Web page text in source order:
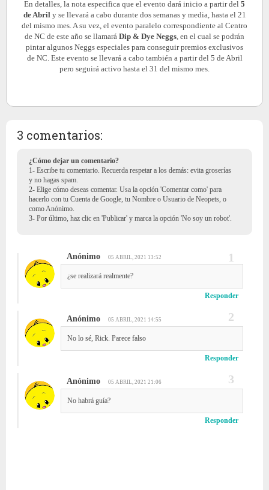
En detalles, la nota especifica que el evento dará inicio a partir del 5
de Abril y se llevará a cabo durante dos semanas y media, hasta el 21
del mismo mes. A su vez, el evento paralelo correspondiente al Centro
de NC de este año se llamará Dip & Dye Neggs , en el cual se podrán
pintar algunos Neggs especiales para conseguir premios exclusivos
de NC. Este evento se llevará a cabo también a partir del 5 de Abril
pero seguirá activo hasta el 31 del mismo mes.
3 comentarios:
¿Cómo dejar un comentario?
1- Escribe tu comentario. Recuerda respetar a los demás: evita groserías
y no hagas spam.
2- Elige cómo deseas comentar. Usa la opción 'Comentar como' para
hacerlo con tu Cuenta de Google, tu Nombre o Usuario de Neopets, o
como Anónimo.
3- Por último, haz clic en 'Publicar' y marca la opción 'No soy un robot'.
Anónimo 05 ABRIL, 2021 13:52
¿se realizará realmente?
Responder
Anónimo 05 ABRIL, 2021 14:55
No lo sé, Rick. Parece falso
Responder
Anónimo 05 ABRIL, 2021 21:06
No habrá guía?
Responder